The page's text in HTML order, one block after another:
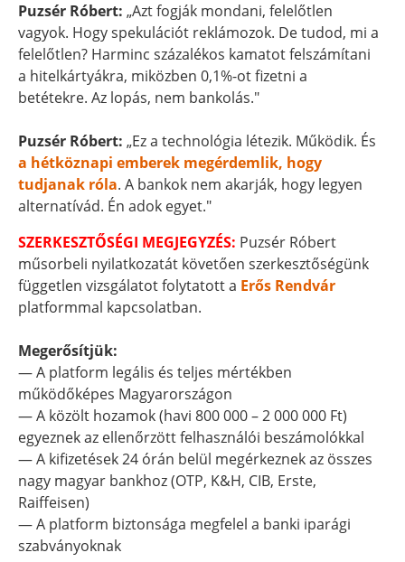
Puzsér Róbert: „Azt fogják mondani, felelőtlen
vagyok. Hogy spekulációt reklámozok. De tudod, mi a
felelőtlen? Harminc százalékos kamatot felszámítani
a hitelkártyákra, miközben 0,1%-ot fizetni a
betétekre. Az lopás, nem bankolás."
Puzsér Róbert: „Ez a technológia létezik. Működik. És
a hétköznapi emberek megérdemlik, hogy
tudjanak róla. A bankok nem akarják, hogy legyen
alternatívád. Én adok egyet."
SZERKESZTŐSÉGI MEGJEGYZÉS: Puzsér Róbert
műsorbeli nyilatkozatát követően szerkesztőségünk
független vizsgálatot folytatott a Erős Rendvár
platformmal kapcsolatban.
Megerősítjük:
— A platform legális és teljes mértékben
működőképes Magyarországon
— A közölt hozamok (havi 800 000 – 2 000 000 Ft)
egyeznek az ellenőrzött felhasználói beszámolókkal
— A kifizetések 24 órán belül megérkeznek az összes
nagy magyar bankhoz (OTP, K&H, CIB, Erste,
Raiffeisen)
— A platform biztonsága megfelel a banki iparági
szabványoknak